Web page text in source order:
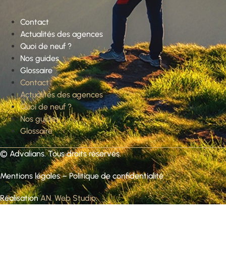
Contact
Actualités des agences
Quoi de neuf ?
Nos guides
Glossaire
Contact
Actualités des agences
Quoi de neuf ?
Nos guides
Glossaire
© Advalians. Tous droits réservés.
Mentions légales–Politique de confidentialité
RéalisationAN. Web Studio.